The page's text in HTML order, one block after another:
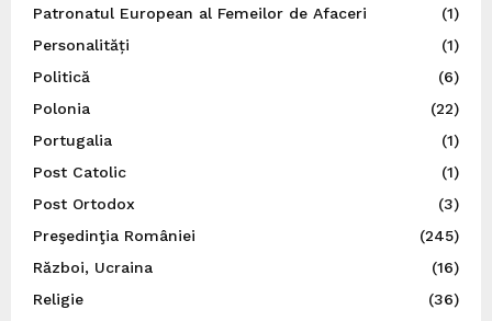
Patronatul European al Femeilor de Afaceri
(1)
Personalități
(1)
Politică
(6)
Polonia
(22)
Portugalia
(1)
Post Catolic
(1)
Post Ortodox
(3)
Preşedinţia României
(245)
Război, Ucraina
(16)
Religie
(36)